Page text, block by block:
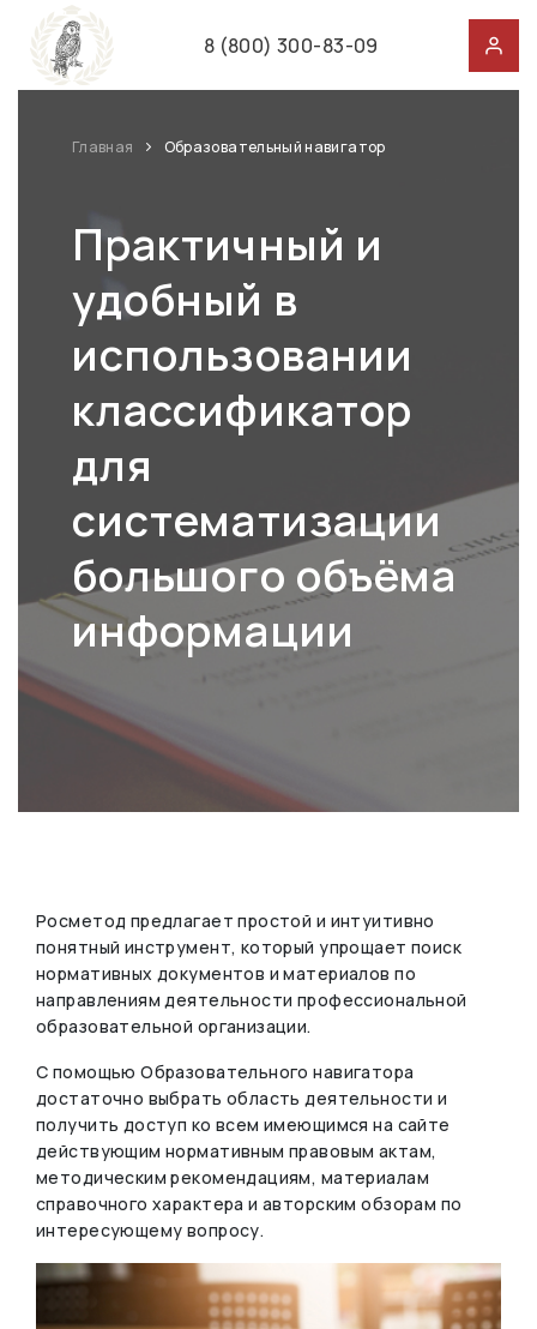
8 (800) 300-83-09
Главная Образовательный навигатор
Практичный и
удобный в
использовании
классификатор
для
систематизации
большого объёма
информации
Росметод предлагает простой и интуитивно
понятный инструмент, который упрощает поиск
нормативных документов и материалов по
направлениям деятельности профессиональной
образовательной организации.
С помощью Образовательного навигатора
достаточно выбрать область деятельности и
получить доступ ко всем имеющимся на сайте
действующим нормативным правовым актам,
методическим рекомендациям, материалам
справочного характера и авторским обзорам по
интересующему вопросу.